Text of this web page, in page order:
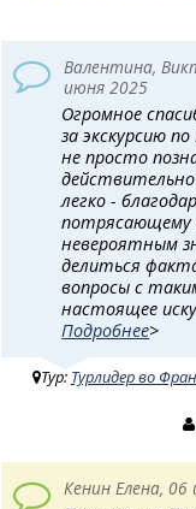
Валентина,
июня 2025
Огромное
за экскурсию
не просто
легко -
потрясающему
невероятным
делиться
вопросы с
настоящее
Подробнее>
Тур: Турлидер во
Кенин Елена,